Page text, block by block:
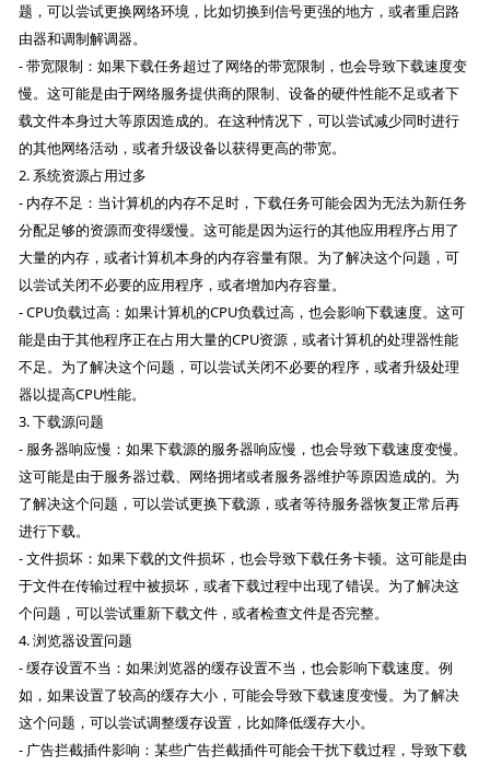
题，可以尝试更换网络环境，比如切换到信号更强的地方，或者重启路
由器和调制解调器。
- 带宽限制：如果下载任务超过了网络的带宽限制，也会导致下载速度变
慢。这可能是由于网络服务提供商的限制、设备的硬件性能不足或者下
载文件本身过大等原因造成的。在这种情况下，可以尝试减少同时进行
的其他网络活动，或者升级设备以获得更高的带宽。
2. 系统资源占用过多
- 内存不足：当计算机的内存不足时，下载任务可能会因为无法为新任务
分配足够的资源而变得缓慢。这可能是因为运行的其他应用程序占用了
大量的内存，或者计算机本身的内存容量有限。为了解决这个问题，可
以尝试关闭不必要的应用程序，或者增加内存容量。
- CPU负载过高：如果计算机的CPU负载过高，也会影响下载速度。这可
能是由于其他程序正在占用大量的CPU资源，或者计算机的处理器性能
不足。为了解决这个问题，可以尝试关闭不必要的程序，或者升级处理
器以提高CPU性能。
3. 下载源问题
- 服务器响应慢：如果下载源的服务器响应慢，也会导致下载速度变慢。
这可能是由于服务器过载、网络拥堵或者服务器维护等原因造成的。为
了解决这个问题，可以尝试更换下载源，或者等待服务器恢复正常后再
进行下载。
- 文件损坏：如果下载的文件损坏，也会导致下载任务卡顿。这可能是由
于文件在传输过程中被损坏，或者下载过程中出现了错误。为了解决这
个问题，可以尝试重新下载文件，或者检查文件是否完整。
4. 浏览器设置问题
- 缓存设置不当：如果浏览器的缓存设置不当，也会影响下载速度。例
如，如果设置了较高的缓存大小，可能会导致下载速度变慢。为了解决
这个问题，可以尝试调整缓存设置，比如降低缓存大小。
- 广告拦截插件影响：某些广告拦截插件可能会干扰下载过程，导致下载